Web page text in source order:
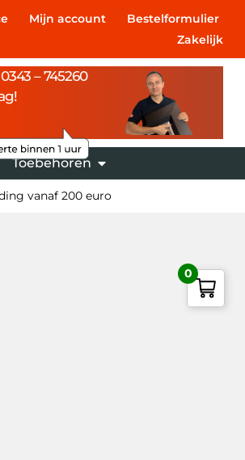
Mijn account
Bestelformulier
Zakelijk
– 745260
Toebehoren
vanaf 200 euro
0